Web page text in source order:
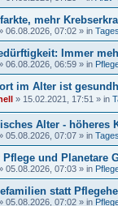
mehr
06.08.2026, 07:02 » in
Immer
06.08.2026, 06:59 » in
im Alter ist
» 15.02.2021, 17:51 » in
Alter - höheres
05.08.2026, 07:07 » in
Pflege und Planetare
05.08.2026, 07:03 » in
statt
05.08.2026, 07:02 » in